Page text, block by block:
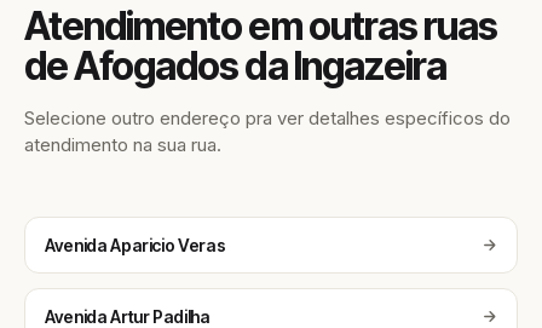
Atendimento em outras ruas
de Afogados da Ingazeira
Selecione outro endereço pra ver detalhes específicos do
atendimento na sua rua.
Avenida Aparicio Veras
Avenida Artur Padilha